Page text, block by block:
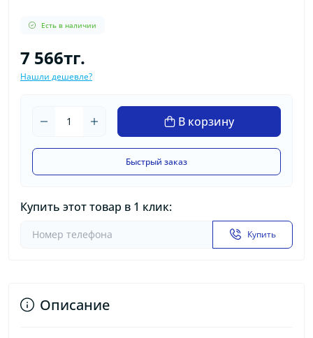
Есть в наличии
7 566тг.
Нашли дешевле?
В корзину
Быстрый заказ
Купить этот товар в 1 клик:
Купить
Описание